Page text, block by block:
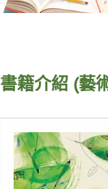
書籍介紹 (藝